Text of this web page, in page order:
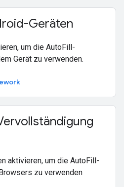
Geräten
um die AutoFill-
Gerät zu verwenden.
aktivieren, um die AutoFill-
zu verwenden